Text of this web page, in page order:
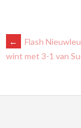
←
Flash
wint met 3-1 van